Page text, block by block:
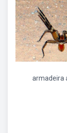
armadeira